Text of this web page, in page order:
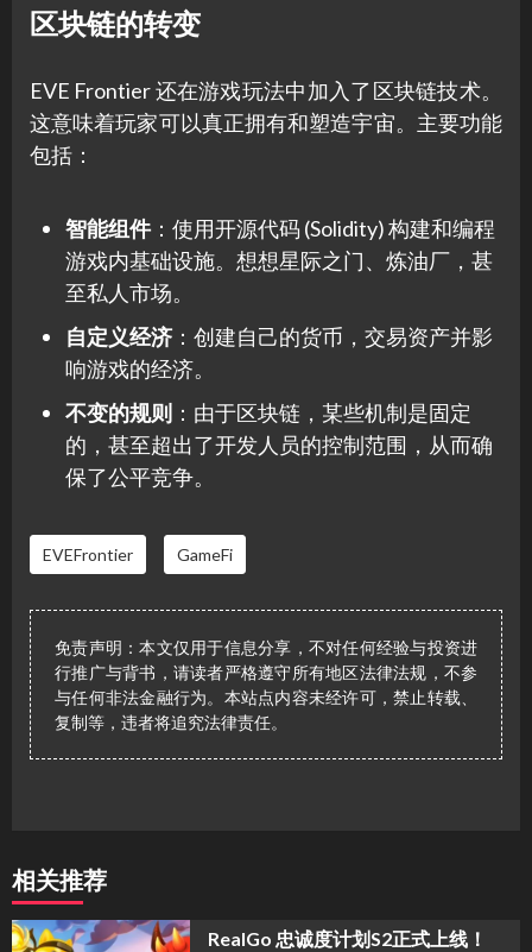
区块链的转变
EVE Frontier 还在游戏玩法中加入了区块链技术。
这意味着玩家可以真正拥有和塑造宇宙。主要功能
包括：
智能组件：使用开源代码 (Solidity) 构建和编程
游戏内基础设施。想想星际之门、炼油厂，甚
至私人市场。
自定义经济：创建自己的货币，交易资产并影
响游戏的经济。
不变的规则 ：由于区块链，某些机制是固定
的，甚至超出了开发人员的控制范围，从而确
保了公平竞争。
EVEFrontier GameFi
免责声明：本文仅用于信息分享，不对任何经验与投资进
行推广与背书，请读者严格遵守所有地区法律法规，不参
与任何非法金融行为。本站点内容未经许可，禁止转载、
复制等，违者将追究法律责任。
相关推荐
​RealGo 忠诚度计划S2正式上线！